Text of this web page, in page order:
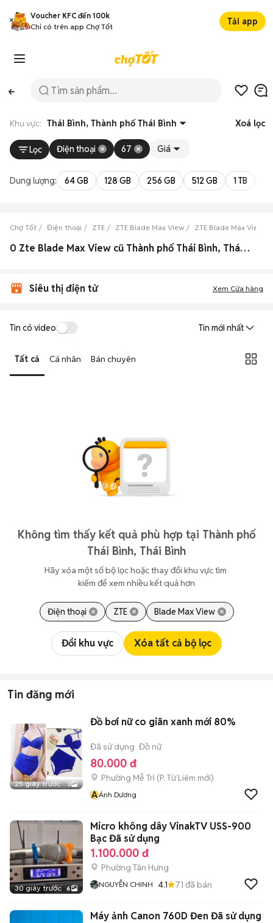
Voucher KFC đến 100k
Chỉ có trên app Chợ Tốt
Tải app
Khu vực: Thái Bình, Thành phố Thái Bình Xoá lọc
Lọc Điện thoại 67 Giá
Dung lượng: 64 GB 128 GB 256 GB 512 GB 1 TB
Chợ Tốt Điện thoại ZTE ZTE Blade Max View ZTE Blade Max View
0 Zte Blade Max View cũ Thành phố Thái Bình, Thái Bình đẹp
Siêu thị điện tử Xem Cửa hàng
Tin có video Tin mới nhất
Tất cả Cá nhân Bán chuyên
Không tìm thấy kết quả phù hợp tại Thành phố
Thái Bình, Thái Bình
Hãy xóa một số bộ lọc hoặc thay đổi khu vực tìm
kiếm để xem nhiều kết quả hơn
Điện thoại ZTE Blade Max View
Đổi khu vực Xóa tất cả bộ lọc
Tin đăng mới
25 giây trước 3
Đồ bơi nữ co giãn xanh mới 80%
Đã sử dụng Đồ nữ
80.000 đ
Phường Mễ Trì (P. Từ Liêm mới)
ÁÁnh Dương
30 giây trước 6
Micro không dây VinakTV USS-900
Bạc Đã sử dụng
1.100.000 đ
Phường Tân Hưng
NGUYỄN CHINH 4.1 71 đã bán
Máy ảnh Canon 760D Đen Đã sử dụng